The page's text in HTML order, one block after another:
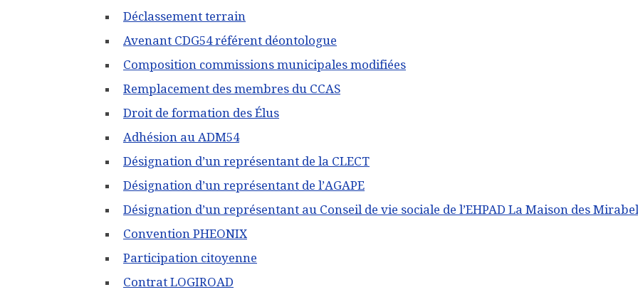
Déclassement terrain
Avenant CDG54 référent déontologue
Composition commissions municipales modifiées
Remplacement des membres du CCAS
Droit de formation des Élus
Adhésion au ADM54
Désignation d’un représentant de la CLECT
Désignation d’un représentant de l’AGAPE
Désignation d’un représentant au Conseil de vie sociale de l’EHPAD La Maison des
Convention PHEONIX
Participation citoyenne
Contrat LOGIROAD